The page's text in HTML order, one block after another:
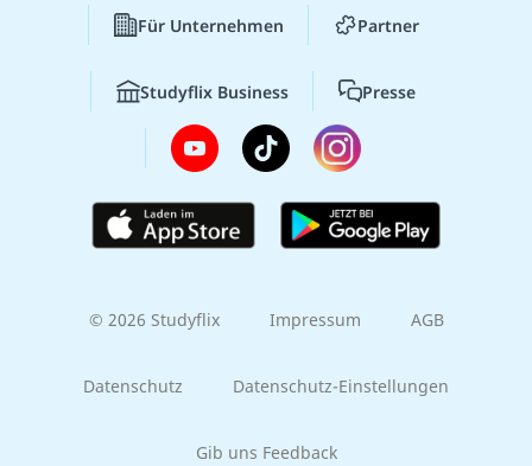
Für Unternehmen Partner
Studyflix Business Presse
© 2026 Studyflix Impressum AGB
Datenschutz Datenschutz-Einstellungen
Gib uns Feedback